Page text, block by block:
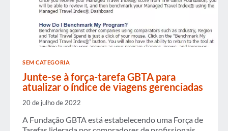
SEM CATEGORIA
Junte-se à força-tarefa GBTA para
atualizar o índice de viagens gerenciadas
20 de julho de 2022
A Fundação GBTA está estabelecendo uma Força de